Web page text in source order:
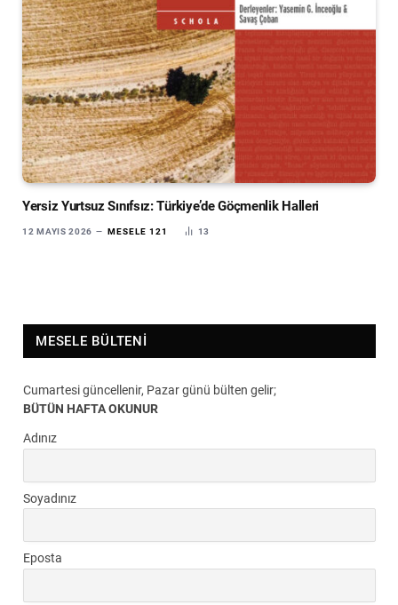
Yersiz Yurtsuz Sınıfsız: Türkiye’de Göçmenlik Halleri
12 MAYIS 2026 MESELE 121 13
MESELE BÜLTENI
Cumartesi güncellenir, Pazar günü bülten gelir;
BÜTÜN HAFTA OKUNUR
Adınız
Soyadınız
Eposta